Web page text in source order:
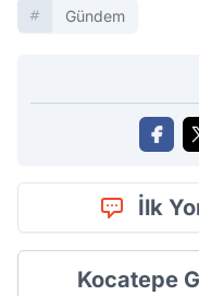
Gündem
İlk
Kocatepe